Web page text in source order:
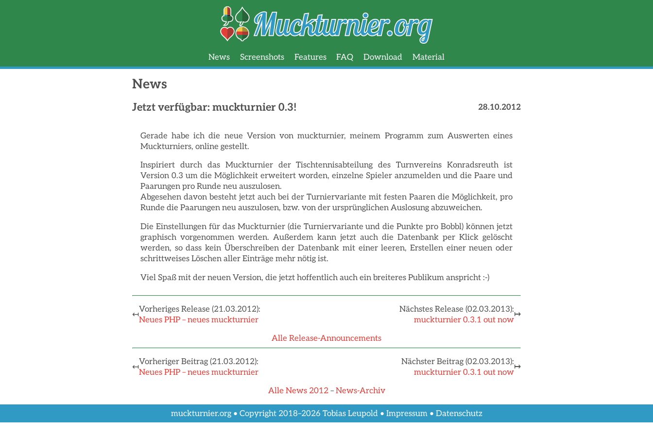
News Screenshots Features FAQ Download Material
News
Jetzt verfügbar: muckturnier 0.3! 28.10.2012
Gerade habe ich die neue Version von muckturnier, meinem Programm zum Auswerten eines
Muckturniers, online gestellt.
Inspiriert durch das Muckturnier der Tischtennisabteilung des Turnvereins Konradsreuth ist
Version 0.3 um die Möglichkeit erweitert worden, einzelne Spieler anzumelden und die Paare und
Paarungen pro Runde neu auszulosen.
Abgesehen davon besteht jetzt auch bei der Turniervariante mit festen Paaren die Möglichkeit, pro
Runde die Paarungen neu auszulosen, bzw. von der ursprünglichen Auslosung abzuweichen.
Die Einstellungen für das Muckturnier (die Turniervariante und die Punkte pro Bobbl) können jetzt
graphisch vorgenommen werden. Außerdem kann jetzt auch die Datenbank per Klick gelöscht
werden, so dass kein Überschreiben der Datenbank mit einer leeren, Erstellen einer neuen oder
schrittweises Löschen aller Einträge mehr nötig ist.
Viel Spaß mit der neuen Version, die jetzt hoffentlich auch ein breiteres Publikum anspricht :-)
↤
Vorheriges Release (21.03.2012):
Neues PHP – neues muckturnier
Nächstes Release (02.03.2013):
muckturnier 0.3.1 out now
↦
Alle Release-Announcements
↤
Vorheriger Beitrag (21.03.2012):
Neues PHP – neues muckturnier
Nächster Beitrag (02.03.2013):
muckturnier 0.3.1 out now
↦
Alle News 2012 – News-Archiv
muckturnier.org • Copyright 2018–2026 Tobias Leupold • Impressum• Datenschutz